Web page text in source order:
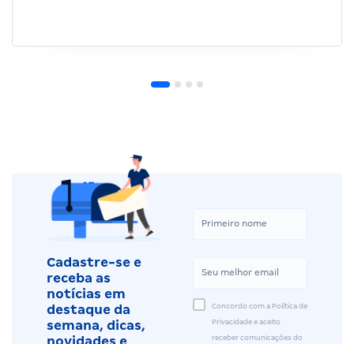
Cadastre-se e
receba as
notícias em
destaque da
semana, dicas,
Concordo com a Política de
Privacidade e aceito
receber comunicações do